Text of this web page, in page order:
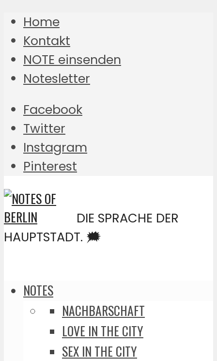
Home
Kontakt
NOTE einsenden
Notesletter
Facebook
Twitter
Instagram
Pinterest
DIE SPRACHE DER
HAUPTSTADT. 🗯️
NOTES
NACHBARSCHAFT
LOVE IN THE CITY
SEX IN THE CITY